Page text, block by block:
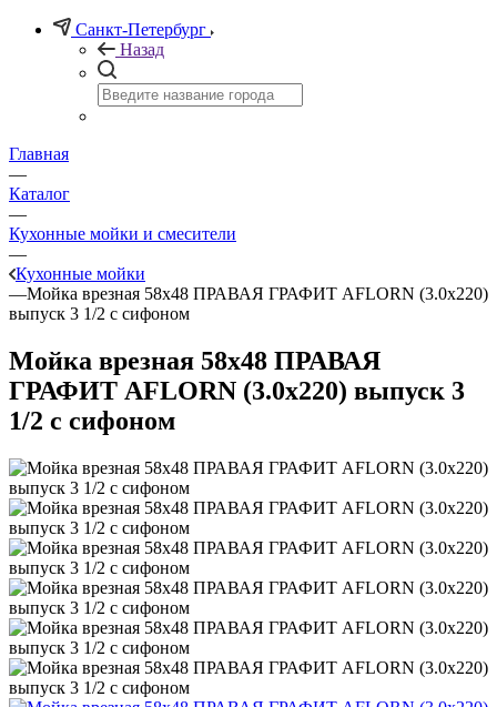
Санкт-Петербург
Назад
Главная
—
Каталог
—
Кухонные мойки и смесители
—
Кухонные мойки
—Мойка врезная 58х48 ПРАВАЯ ГРАФИТ AFLORN (3.0х220)
выпуск 3 1/2 с сифоном
Мойка врезная 58х48 ПРАВАЯ
ГРАФИТ AFLORN (3.0х220) выпуск 3
1/2 с сифоном